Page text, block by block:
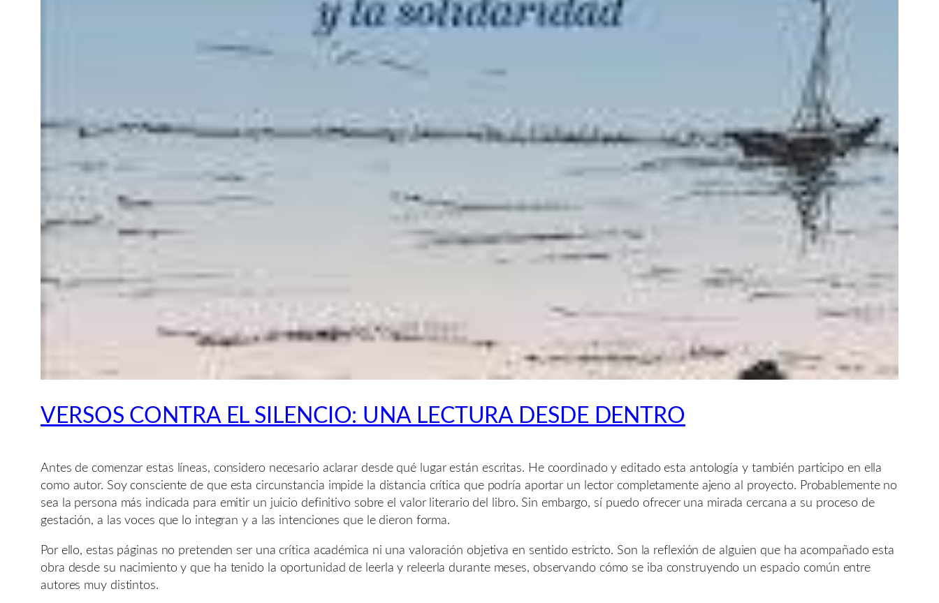
VERSOS CONTRA EL SILENCIO: UNA LECTURA DESDE DENTRO
Antes de comenzar estas líneas, considero necesario aclarar desde qué lugar están escritas. He coordinado y editado esta antología y también participo en ella
como autor. Soy consciente de que esta circunstancia impide la distancia crítica que podría aportar un lector completamente ajeno al proyecto. Probablemente no
sea la persona más indicada para emitir un juicio definitivo sobre el valor literario del libro. Sin embargo, sí puedo ofrecer una mirada cercana a su proceso de
gestación, a las voces que lo integran y a las intenciones que le dieron forma.
Por ello, estas páginas no pretenden ser una crítica académica ni una valoración objetiva en sentido estricto. Son la reflexión de alguien que ha acompañado esta
obra desde su nacimiento y que ha tenido la oportunidad de leerla y releerla durante meses, observando cómo se iba construyendo un espacio común entre
autores muy distintos.